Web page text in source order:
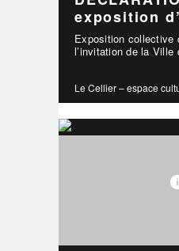
exposition
Exposition collective
l’invitation de la
Le Cellier – espace